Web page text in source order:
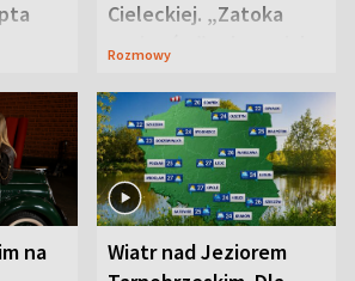
Cieleckiej. „Zatoka
szpiegów” od razu ich
Rozmowy
na
Wiatr nad Jeziorem